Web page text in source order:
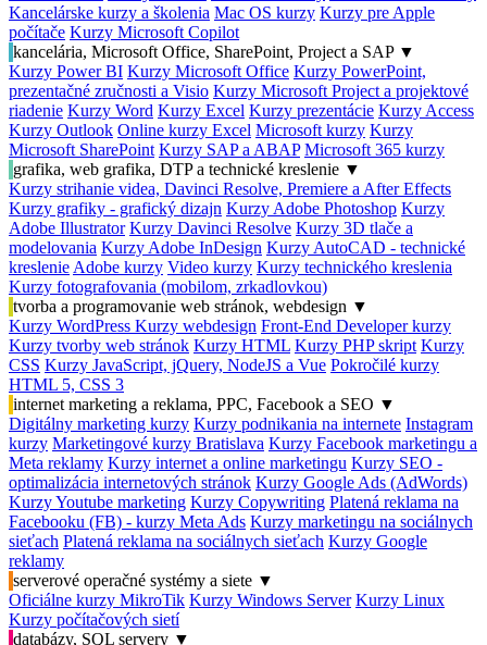
Kancelárske kurzy a školenia Mac OS kurzy Kurzy pre Apple
počítače Kurzy Microsoft Copilot
kancelária, Microsoft Office, SharePoint, Project a SAP ▼
Kurzy Power BI Kurzy Microsoft Office Kurzy PowerPoint,
prezentačné zručnosti a Visio Kurzy Microsoft Project a projektové
riadenie Kurzy Word Kurzy Excel Kurzy prezentácie Kurzy Access
Kurzy Outlook Online kurzy Excel Microsoft kurzy Kurzy
Microsoft SharePoint Kurzy SAP a ABAP Microsoft 365 kurzy
grafika, web grafika, DTP a technické kreslenie ▼
Kurzy strihanie videa, Davinci Resolve, Premiere a After Effects
Kurzy grafiky - grafický dizajn Kurzy Adobe Photoshop Kurzy
Adobe Illustrator Kurzy Davinci Resolve Kurzy 3D tlače a
modelovania Kurzy Adobe InDesign Kurzy AutoCAD - technické
kreslenie Adobe kurzy Video kurzy Kurzy technického kreslenia
Kurzy fotografovania (mobilom, zrkadlovkou)
tvorba a programovanie web stránok, webdesign ▼
Kurzy WordPress Kurzy webdesign Front-End Developer kurzy
Kurzy tvorby web stránok Kurzy HTML Kurzy PHP skript Kurzy
CSS Kurzy JavaScript, jQuery, NodeJS a Vue Pokročilé kurzy
HTML 5, CSS 3
internet marketing a reklama, PPC, Facebook a SEO ▼
Digitálny marketing kurzy Kurzy podnikania na internete Instagram
kurzy Marketingové kurzy Bratislava Kurzy Facebook marketingu a
Meta reklamy Kurzy internet a online marketingu Kurzy SEO -
optimalizácia internetových stránok Kurzy Google Ads (AdWords)
Kurzy Youtube marketing Kurzy Copywriting Platená reklama na
Facebooku (FB) - kurzy Meta Ads Kurzy marketingu na sociálnych
sieťach Platená reklama na sociálnych sieťach Kurzy Google
reklamy
serverové operačné systémy a siete ▼
Oficiálne kurzy MikroTik Kurzy Windows Server Kurzy Linux
Kurzy počítačových sietí
databázy, SQL servery ▼